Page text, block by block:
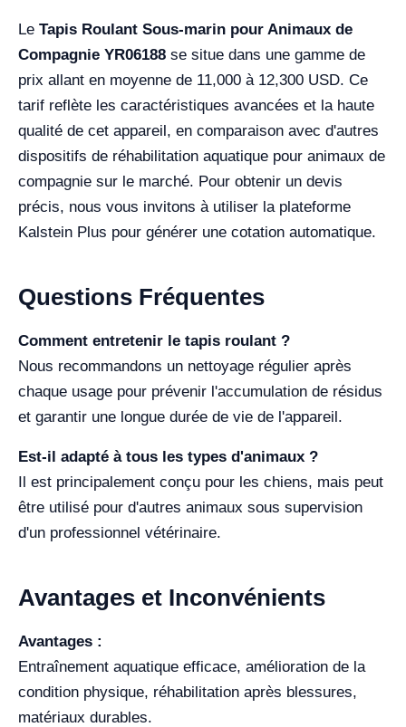
Le Tapis Roulant Sous-marin pour Animaux de
Compagnie YR06188 se situe dans une gamme de
prix allant en moyenne de 11,000 à 12,300 USD. Ce
tarif reflète les caractéristiques avancées et la haute
qualité de cet appareil, en comparaison avec d'autres
dispositifs de réhabilitation aquatique pour animaux de
compagnie sur le marché. Pour obtenir un devis
précis, nous vous invitons à utiliser la plateforme
Kalstein Plus pour générer une cotation automatique.
Questions Fréquentes
Comment entretenir le tapis roulant ?
Nous recommandons un nettoyage régulier après
chaque usage pour prévenir l'accumulation de résidus
et garantir une longue durée de vie de l'appareil.
Est-il adapté à tous les types d'animaux ?
Il est principalement conçu pour les chiens, mais peut
être utilisé pour d'autres animaux sous supervision
d'un professionnel vétérinaire.
Avantages et Inconvénients
Avantages :
Entraînement aquatique efficace, amélioration de la
condition physique, réhabilitation après blessures,
matériaux durables.